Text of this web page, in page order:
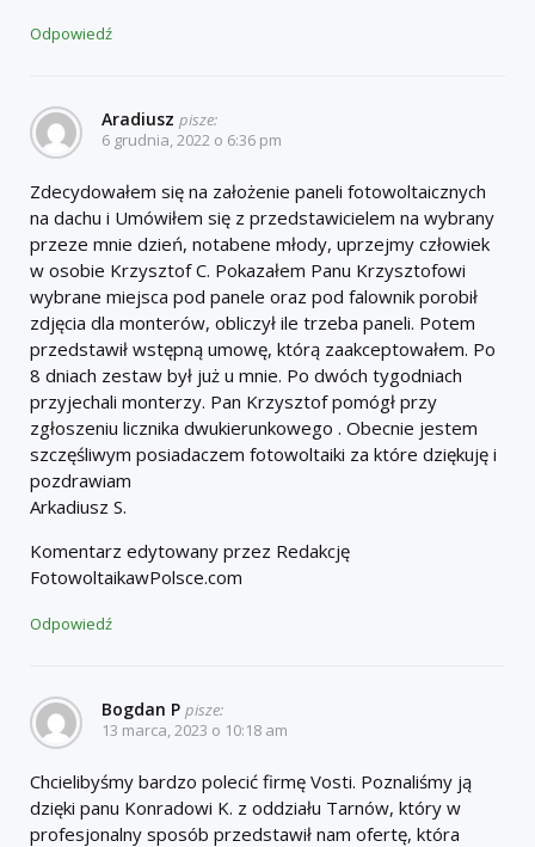
Odpowiedź
Aradiusz pisze:
6 grudnia, 2022 o 6:36 pm
Zdecydowałem się na założenie paneli fotowoltaicznych
na dachu i Umówiłem się z przedstawicielem na wybrany
przeze mnie dzień, notabene młody, uprzejmy człowiek
w osobie Krzysztof C. Pokazałem Panu Krzysztofowi
wybrane miejsca pod panele oraz pod falownik porobił
zdjęcia dla monterów, obliczył ile trzeba paneli. Potem
przedstawił wstępną umowę, którą zaakceptowałem. Po
8 dniach zestaw był już u mnie. Po dwóch tygodniach
przyjechali monterzy. Pan Krzysztof pomógł przy
zgłoszeniu licznika dwukierunkowego . Obecnie jestem
szczęśliwym posiadaczem fotowoltaiki za które dziękuję i
pozdrawiam
Arkadiusz S.
Komentarz edytowany przez Redakcję
FotowoltaikawPolsce.com
Odpowiedź
Bogdan P pisze:
13 marca, 2023 o 10:18 am
Chcielibyśmy bardzo polecić firmę Vosti. Poznaliśmy ją
dzięki panu Konradowi K. z oddziału Tarnów, który w
profesjonalny sposób przedstawił nam ofertę, która